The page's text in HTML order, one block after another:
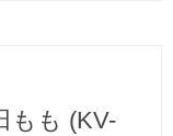
もも (KV-